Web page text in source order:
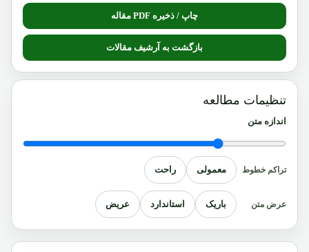
چاپ / ذخیره PDF مقاله
بازگشت به آرشیف مقالات
تنظیمات مطالعه
اندازه متن
تراکم خطوط معمولی راحت
عرض متن باریک استاندارد عریض